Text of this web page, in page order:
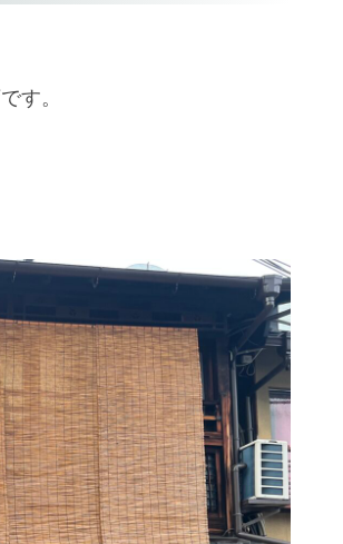
す。